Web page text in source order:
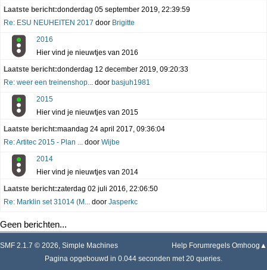
Laatste bericht:donderdag 05 september 2019, 22:39:59
Re: ESU NEUHEITEN 2017 door Brigitte
2016
Hier vind je nieuwtjes van 2016
Laatste bericht:donderdag 12 december 2019, 09:20:33
Re: weer een treinenshop... door basjuh1981
2015
Hier vind je nieuwtjes van 2015
Laatste bericht:maandag 24 april 2017, 09:36:04
Re: Artitec 2015 - Plan ... door Wijbe
2014
Hier vind je nieuwtjes van 2014
Laatste bericht:zaterdag 02 juli 2016, 22:06:50
Re: Marklin set 31014 (M... door Jasperkc
Geen berichten...
SMF 2.1.7 © 2026, Simple Machines Help Forumregels Omhoog▲
Pagina opgebouwd in 0.044 seconden met 20 queries.